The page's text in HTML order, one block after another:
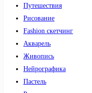
Путешествия
Рисование
Fashion скетчинг
Акварель
Живопись
Нейрографика
Пастель